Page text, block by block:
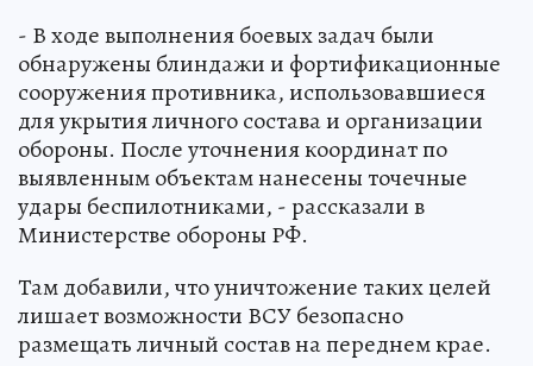
- В ходе выполнения боевых задач были
обнаружены блиндажи и фортификационные
сооружения противника, использовавшиеся
для укрытия личного состава и организации
обороны. После уточнения координат по
выявленным объектам нанесены точечные
удары беспилотниками, - рассказали в
Министерстве обороны РФ.
Там добавили, что уничтожение таких целей
лишает возможности ВСУ безопасно
размещать личный состав на переднем крае.